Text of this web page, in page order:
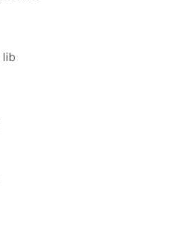
lib